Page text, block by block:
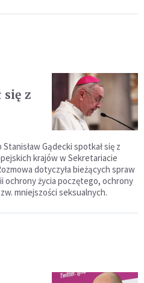
z
Gądecki spotkał się z
krajów w Sekretariacie
dotyczyła bieżących spraw
ochrony życia poczętego, ochrony
mniejszości seksualnych.